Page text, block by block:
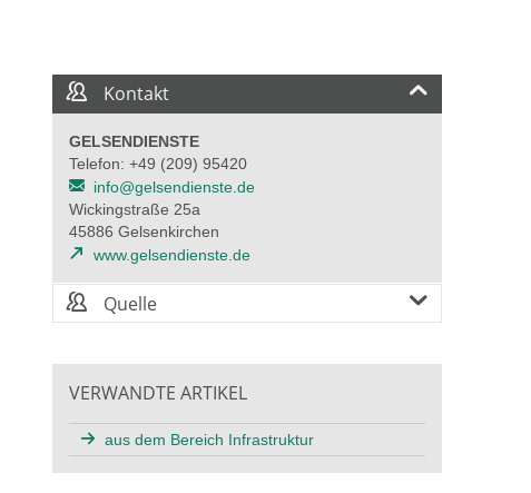
Kontakt
GELSENDIENSTE
Telefon: +49 (209) 95420
info@gelsendienste.de
Wickingstraße 25a
45886 Gelsenkirchen
www.gelsendienste.de
Quelle
VERWANDTE ARTIKEL
aus dem Bereich Infrastruktur